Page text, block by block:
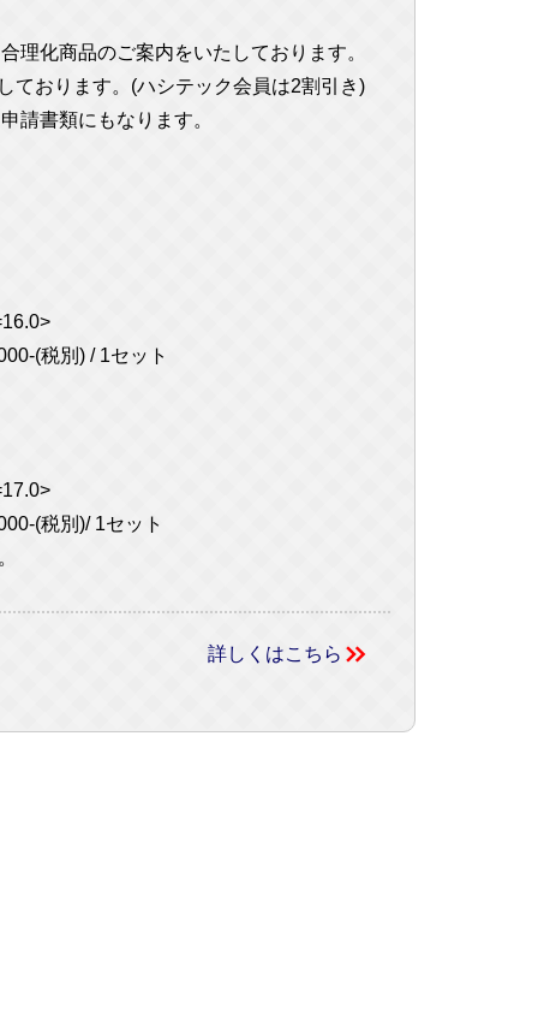
理化商品のご案内をいたしております。
ております。(ハシテック会員は2割引き)
請書類にもなります。
(税別) / 1セット
(税別)/ 1セット
詳しくはこちら